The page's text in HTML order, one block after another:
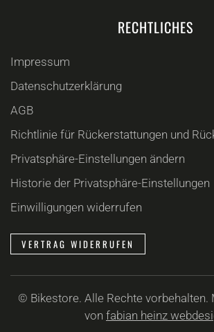
RECHTLICHES
Impressum
Datenschutzerklärung
AGB
Richtlinie für Rückerstattungen und
Privatsphäre-Einstellungen ändern
Historie der Privatsphäre-Einstellungen
Einwilligungen widerrufen
VERTRAG WIDERRUFEN
© Bikestore. Alle Rechte
von fabian heinz